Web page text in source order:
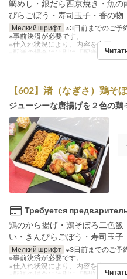
鯛めし・銀だら西京焼き・魚
ぴらごぼう・寿司玉子・香の物
Мелкий шрифт ※3日前までのご予
※事前決済が必要です。
※仕入れ状況により、内容を変更させ
※配送の場合には別に『配送料』を注
【602】渚（なぎさ）鶏そ
ジューシーな唐揚げを２色の鶏
Требуется
鶏のから揚げ・鶏そぼろ二色飯
い・きんぴらごぼう・寿司玉子
Мелкий шрифт ※3日前までのご予
※事前決済が必要です。
※仕入れ状況により、内容を変更させ
※配送の場合には別に『配送料』を注